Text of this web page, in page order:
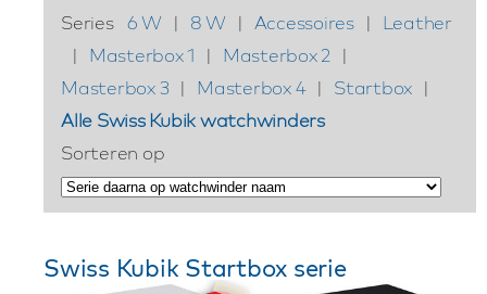
Series 6 W | 8 W | Accessoires |
Leather
|
Masterbox 1 | Masterbox 2
|
Masterbox 3 | Masterbox 4 | Startbox |
Alle Swiss Kubik watchwinders
Sorteren op
Swiss Kubik Startbox serie